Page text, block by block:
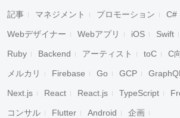
記事 マネジメント プロモーション C#
Webデザイナー Webアプリ iOS Swift
Ruby Backend アーティスト toC C
メルカリ Firebase Go GCP GraphQL
Next.js React React.js TypeScript
コンサル Flutter Android 企画